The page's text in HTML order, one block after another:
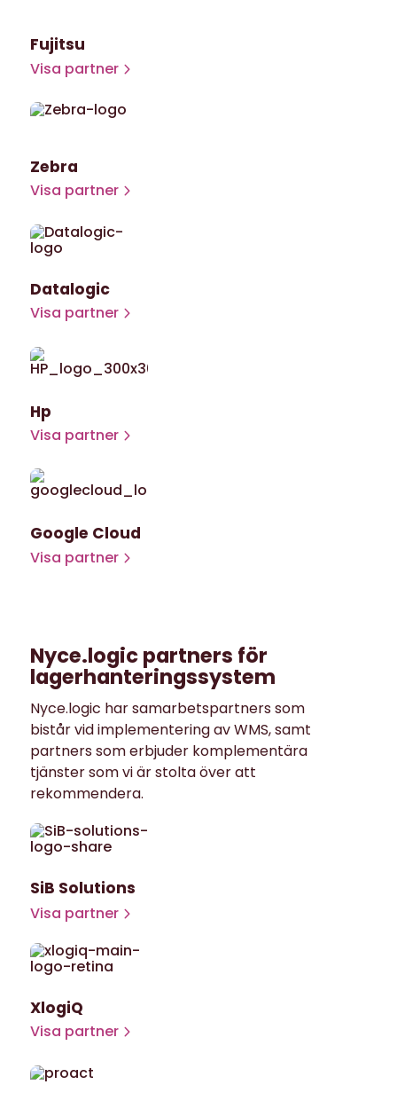
Fujitsu
Visa partner
Zebra
Visa partner
Datalogic
Visa partner
Hp
Visa partner
Google Cloud
Visa partner
Nyce.logic partners för
lagerhanteringssystem
Nyce.logic har samarbetspartners som
bistår vid implementering av WMS, samt
partners som erbjuder komplementära
tjänster som vi är stolta över att
rekommendera.
SiB Solutions
Visa partner
XlogiQ
Visa partner